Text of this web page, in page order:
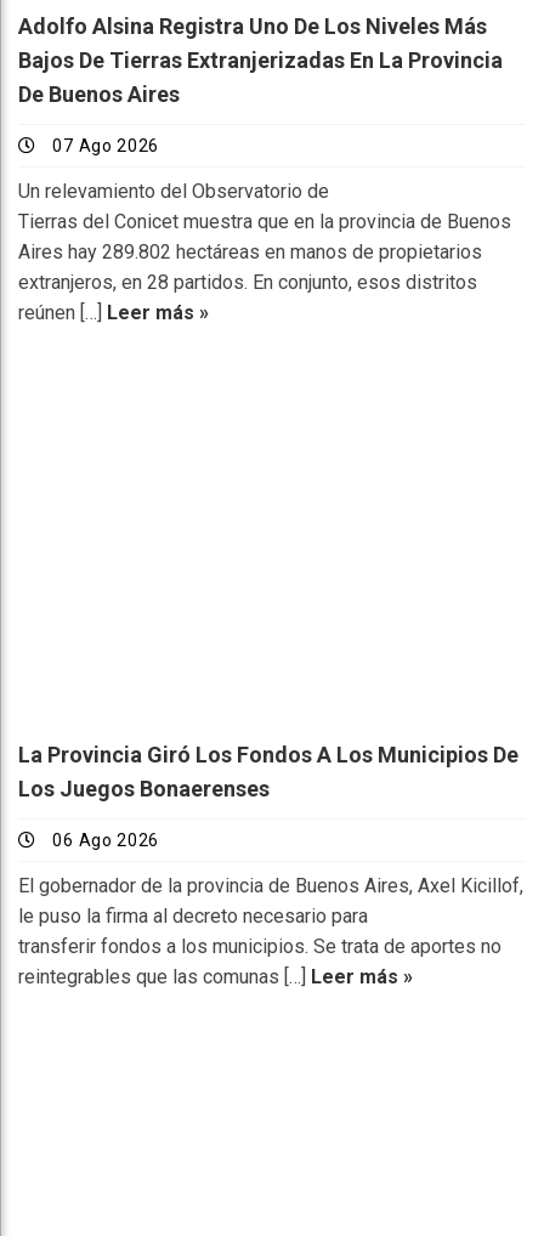
Adolfo Alsina Registra Uno De Los Niveles Más
Bajos De Tierras Extranjerizadas En La Provincia
De Buenos Aires
07 Ago 2026
Un relevamiento del Observatorio de
Tierras del Conicet muestra que en la provincia de Buenos
Aires hay 289.802 hectáreas en manos de propietarios
extranjeros, en 28 partidos. En conjunto, esos distritos
reúnen […] Leer más »
La Provincia Giró Los Fondos A Los Municipios De
Los Juegos Bonaerenses
06 Ago 2026
El gobernador de la provincia de Buenos Aires, Axel Kicillof,
le puso la firma al decreto necesario para
transferir fondos a los municipios. Se trata de aportes no
reintegrables que las comunas […]
Leer más »